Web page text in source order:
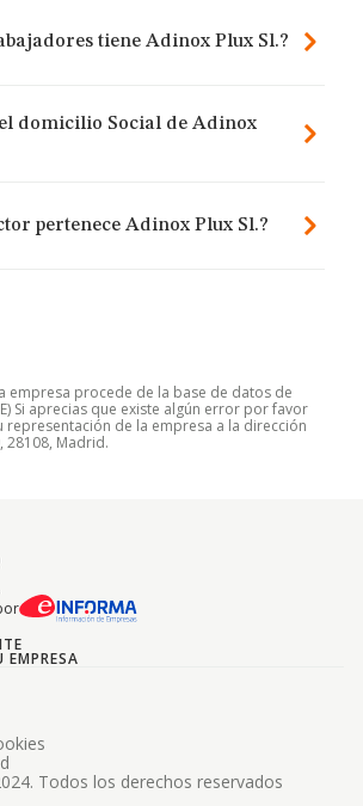
tiene Adinox Plux Sl.?
domicilio Social de Adinox
pertenece Adinox Plux Sl.?
empresa procede de la base de datos de
Si aprecias que existe algún error por favor
de la empresa a la dirección
28108, Madrid.
Todos los derechos reservados